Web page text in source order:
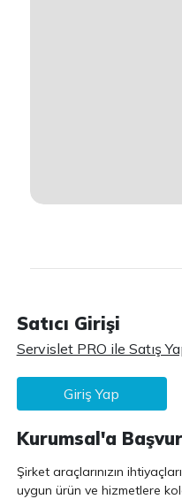
Satıcı Girişi
Servislet PRO ile Satış
Giriş Yap
Kurumsal'a Başvur
Şirket araçlarınızın
uygun ürün ve hizmetlere